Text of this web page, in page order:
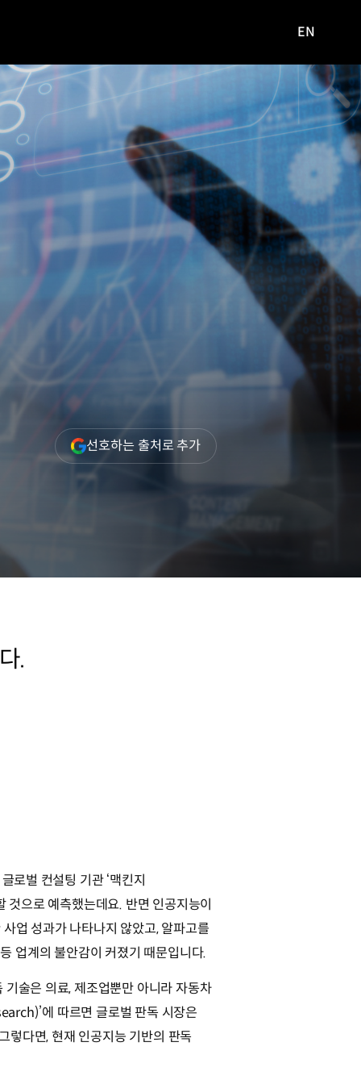
사이트로
이동
EN
선호하는 출처로 추가(새
창
열림)
.
로벌 컨설팅 기관 ‘맥킨지
으로 예측했는데요. 반면 인공지능이
업 성과가 나타나지 않았고, 알파고를
업계의 불안감이 커졌기 때문입니다.
술은 의료, 제조업뿐만 아니라 자동차
에 따르면 글로벌 판독 시장은
다면, 현재 인공지능 기반의 판독